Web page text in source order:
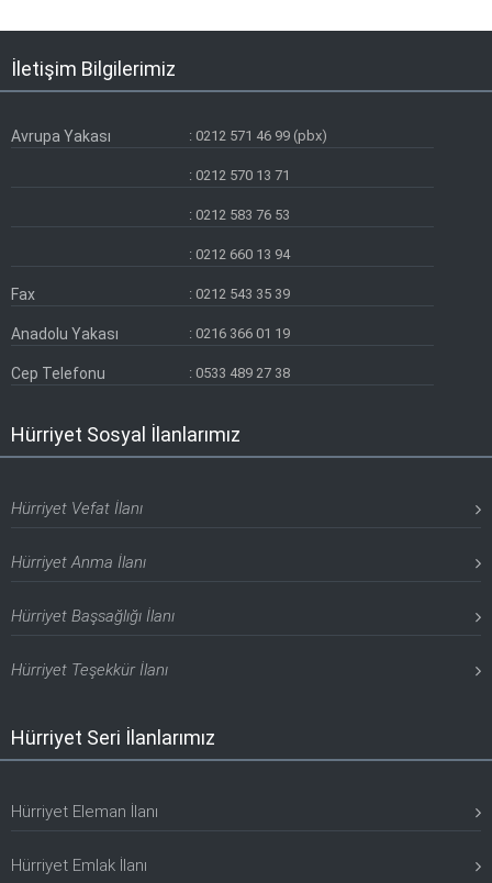
İletişim Bilgilerimiz
Avrupa Yakası : 0212 571 46 99 (pbx)
: 0212 570 13 71
: 0212 583 76 53
: 0212 660 13 94
Fax : 0212 543 35 39
Anadolu Yakası : 0216 366 01 19
Cep Telefonu : 0533 489 27 38
Hürriyet Sosyal İlanlarımız
Hürriyet Vefat İlanı
Hürriyet Anma İlanı
Hürriyet Başsağlığı İlanı
Hürriyet Teşekkür İlanı
Hürriyet Seri İlanlarımız
Hürriyet Eleman İlanı
Hürriyet Emlak İlanı